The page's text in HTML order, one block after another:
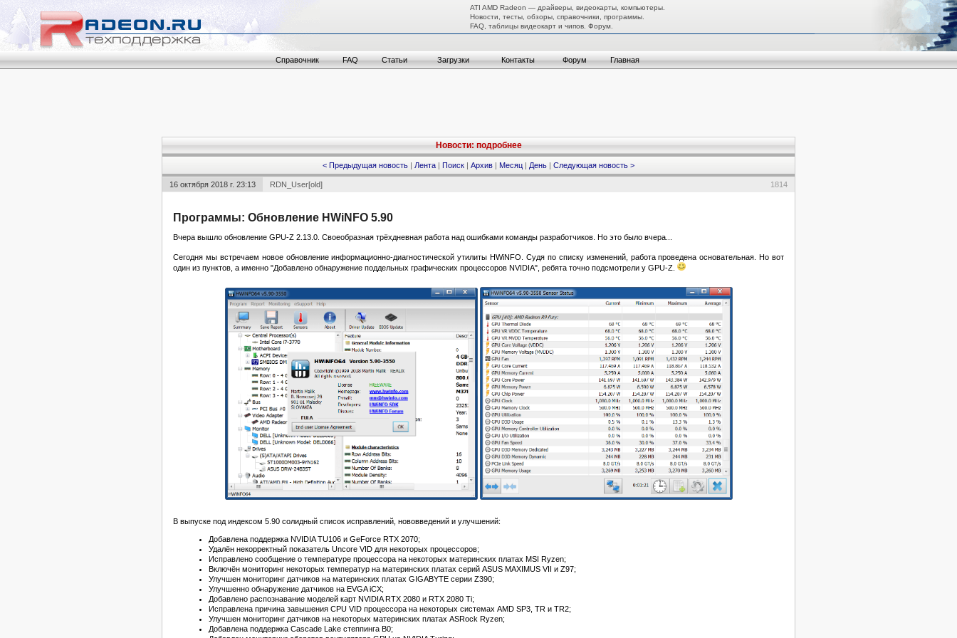
ATI AMD Radeon — драйверы, видеокарты, компьютеры.
Новости, тесты, обзоры, справочники, программы.
FAQ, таблицы видеокарт и чипов. Форум.
Справочник FAQ Статьи Загрузки Контакты Форум Главная
Новости: подробнее
< Предыдущая новость | Лента | Поиск | Архив | Месяц | День | Следующая новость >
1814
16 октября 2018 г. 23:13 RDN_User[old]
Программы: Обновление HWiNFO 5.90
Вчера вышло обновление GPU-Z 2.13.0. Своеобразная трёхдневная работа над ошибками команды разработчиков. Но это было вчера...
Сегодня мы встречаем новое обновление информационно-диагностической утилиты HWiNFO. Судя по списку изменений, работа проведена основательная. Но вот
один из пунктов, а именно "Добавлено обнаружение поддельных графических процессоров NVIDIA", ребята точно подсмотрели у GPU-Z.
В выпуске под индексом 5.90 солидный список исправлений, нововведений и улучшений:
Добавлена поддержка NVIDIA TU106 и GeForce RTX 2070;
Удалён некорректный показатель Uncore VID для некоторых процессоров;
Исправлено сообщение о температуре процессора на некоторых материнских платах MSI Ryzen;
Включён мониторинг некоторых температур на материнских платах серий ASUS MAXIMUS VII и Z97;
Улучшен мониторинг датчиков на материнских платах GIGABYTE серии Z390;
Улучшенно обнаружение датчиков на EVGA iCX;
Добавлено распознавание моделей карт NVIDIA RTX 2080 и RTX 2080 Ti;
Исправлена причина завышения CPU VID процессора на некоторых системах AMD SP3, TR и TR2;
Улучшен мониторинг датчиков на некоторых материнских платах ASRock Ryzen;
Добавлена поддержка Cascade Lake степпинга B0;